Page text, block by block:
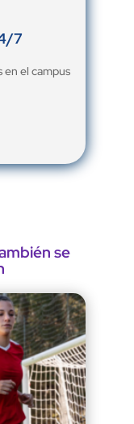
7
en el campus
se